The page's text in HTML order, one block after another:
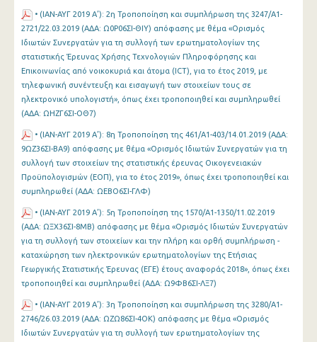
• (ΙΑΝ-ΑΥΓ 2019 Α’): 2η Τροποποίηση και συμπλήρωση της 3247/Α1-
2721/22.03.2019 (ΑΔΑ: Ω0Ρ06ΣΙ-ΘΙΥ) απόφασης με θέμα «Ορισμός
Ιδιωτών Συνεργατών για τη συλλογή των ερωτηματολογίων της
στατιστικής Έρευνας Χρήσης Τεχνολογιών Πληροφόρησης και
Επικοινωνίας από νοικοκυριά και άτομα (ICT), για το έτος 2019, με
τηλεφωνική συνέντευξη και εισαγωγή των στοιχείων τους σε
ηλεκτρονικό υπολογιστή», όπως έχει τροποποιηθεί και συμπληρωθεί
(ΑΔΑ: ΩΗΖΓ6ΣΙ-ΟΘ7)
• (ΙΑΝ-ΑΥΓ 2019 Α’): 8η Τροποποίηση της 461/Α1-403/14.01.2019 (ΑΔΑ:
9ΩΖ36ΣΙ-ΒΑ9) απόφασης με θέμα «Ορισμός Ιδιωτών Συνεργατών για τη
συλλογή των στοιχείων της στατιστικής έρευνας Οικογενειακών
Προϋπολογισμών (ΕΟΠ), για το έτος 2019», όπως έχει τροποποιηθεί και
συμπληρωθεί (ΑΔΑ: ΩΕΒΟ6ΣΙ-ΓΛΦ)
• (ΙΑΝ-ΑΥΓ 2019 Α’): 5η Τροποποίηση της 1570/Α1-1350/11.02.2019
(ΑΔΑ: ΩΞΧ36ΣΙ-8ΜΒ) απόφασης με θέμα «Ορισμός Ιδιωτών Συνεργατών
για τη συλλογή των στοιχείων και την πλήρη και ορθή συμπλήρωση -
καταχώρηση των ηλεκτρονικών ερωτηματολογίων της Ετήσιας
Γεωργικής Στατιστικής Έρευνας (ΕΓΕ) έτους αναφοράς 2018», όπως έχει
τροποποιηθεί και συμπληρωθεί (ΑΔΑ: Ω9ΦΒ6ΣΙ-ΛΞ7)
• (ΙΑΝ-ΑΥΓ 2019 Α’): 3η Τροποποίηση και συμπλήρωση της 3280/Α1-
2746/26.03.2019 (ΑΔΑ: ΩΖΩ86ΣΙ-4ΟΚ) απόφασης με θέμα «Ορισμός
Ιδιωτών Συνεργατών για τη συλλογή των ερωτηματολογίων της